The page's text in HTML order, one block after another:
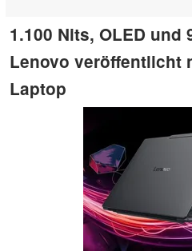
1.100 Nits, OLED und
Lenovo veröffentlicht
Laptop